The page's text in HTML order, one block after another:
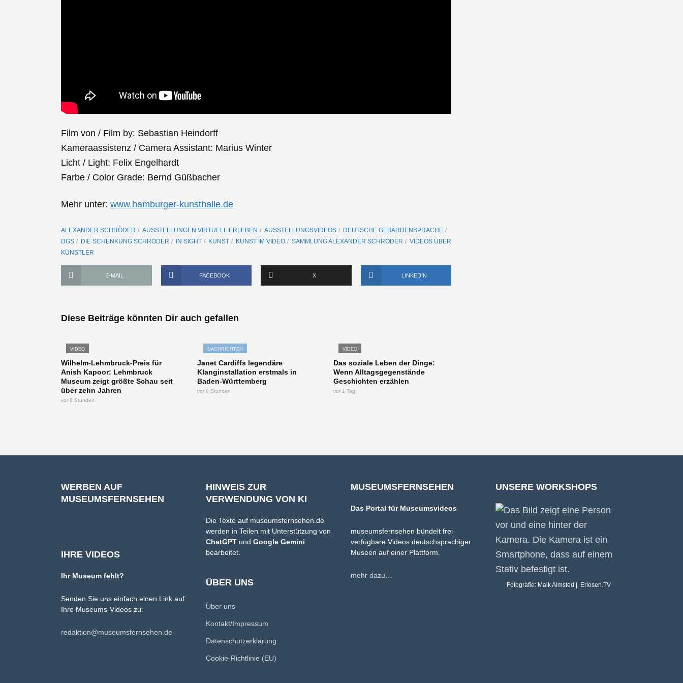
Film von / Film by: Sebastian Heindorff
Kameraassistenz / Camera Assistant: Marius Winter
Licht / Light: Felix Engelhardt
Farbe / Color Grade: Bernd Güßbacher
Mehr unter: www.hamburger-kunsthalle.de
ALEXANDER SCHRÖDER AUSSTELLUNGEN VIRTUELL ERLEBEN AUSSTELLUNGSVIDEOS
DEUTSCHE GEBÄRDENSPRACHE
DGS
DIE SCHENKUNG SCHRÖDER IN SIGHT KUNST KUNST IM VIDEO SAMMLUNG ALEXANDER SCHRÖDER
VIDEOS ÜBER
KÜNSTLER
E-MAIL FACEBOOK X LINKEDIN
Diese Beiträge könnten Dir auch gefallen
VIDEO
Wilhelm-Lehmbruck-Preis für
Anish Kapoor: Lehmbruck
Museum zeigt größte Schau seit
über zehn Jahren
vor 8 Stunden
NACHRICHTEN
Janet Cardiffs legendäre
Klanginstallation erstmals in
Baden-Württemberg
vor 9 Stunden
VIDEO
Das soziale Leben der Dinge:
Wenn Alltagsgegenstände
Geschichten erzählen
vor 1 Tag
WERBEN AUF
MUSEUMSFERNSEHEN
IHRE VIDEOS
Ihr Museum fehlt?
Senden Sie uns einfach einen Link auf
Ihre Museums-Videos zu:
redaktion@museumsfernsehen.de
HINWEIS ZUR
VERWENDUNG VON KI
Die Texte auf museumsfernsehen.de
werden in Teilen mit Unterstützung von
ChatGPT und Google Gemini
bearbeitet.
ÜBER UNS
Über uns
Kontakt/Impressum
Datenschutzerklärung
Cookie-Richtlinie (EU)
MUSEUMSFERNSEHEN
Das Portal für Museumsvideos
museumsfernsehen bündelt frei
verfügbare Videos deutschsprachiger
Museen auf einer Plattform.
mehr dazu…
UNSERE WORKSHOPS
Fotografie: Maik Almsted | Erlesen.TV